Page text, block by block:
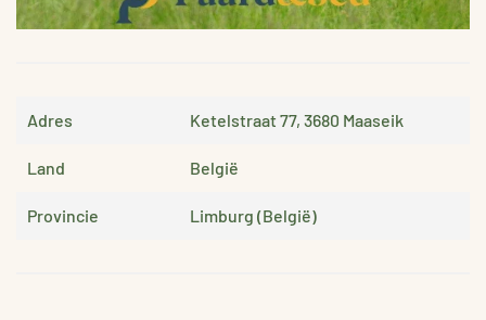
Adres Ketelstraat 77, 3680 Maaseik
Land België
Provincie Limburg (België)